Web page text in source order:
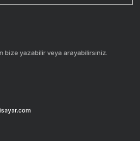
bize yazabilir veya arayabilirsiniz.